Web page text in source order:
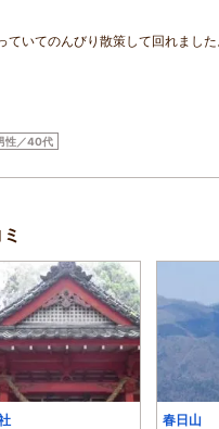
ていてのんびり散策して回れまし
性／40代
春日山